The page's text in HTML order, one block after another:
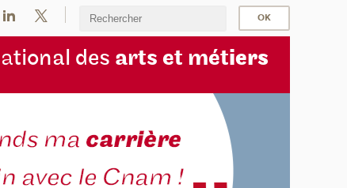
tional des arts et métiers